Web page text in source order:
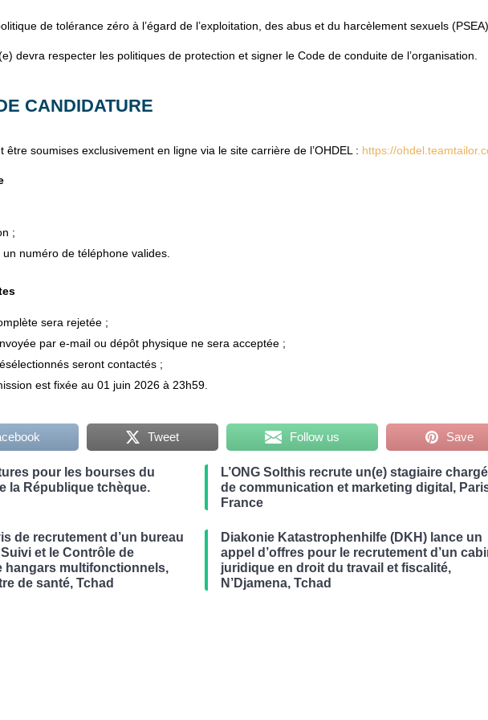
de tolérance zéro à l’égard de l’exploitation, des abus et du harcèlement sexuels (PSEA).
devra respecter les politiques de protection et signer le Code de conduite de l’organisation.
CANDIDATURE
être soumises exclusivement en ligne via le site carrière de l’OHDEL : https://
;
numéro de téléphone valides.
sera rejetée ;
par e-mail ou dépôt physique ne sera acceptée ;
seront contactés ;
est fixée au 01 juin 2026 à 23h59.
Tweet Follow us Save
pour les bourses du
la République tchèque.
L’ONG Solthis recrute un(e) stagiaire
de communication et marketing digital,
France
de recrutement d’un bureau
et le Contrôle de
hangars multifonctionnels,
de santé, Tchad
Diakonie Katastrophenhilfe (DKH) lance un
appel d’offres pour le recrutement d’un
juridique en droit du travail et fiscalité,
N’Djamena, Tchad